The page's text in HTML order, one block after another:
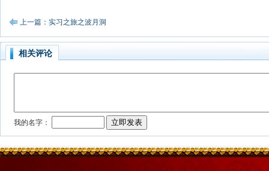
上一篇：实习之旅之波月洞
相关评论